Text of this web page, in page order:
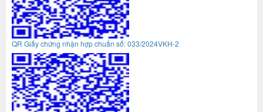
QR Giấy chứng nhận hợp chuẩn số: 033/2024VKH-2